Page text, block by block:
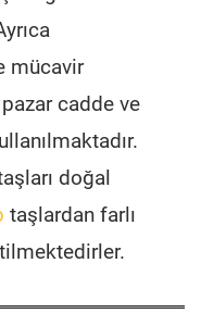
mücavir
cadde ve
doğal
taşlardan farlı